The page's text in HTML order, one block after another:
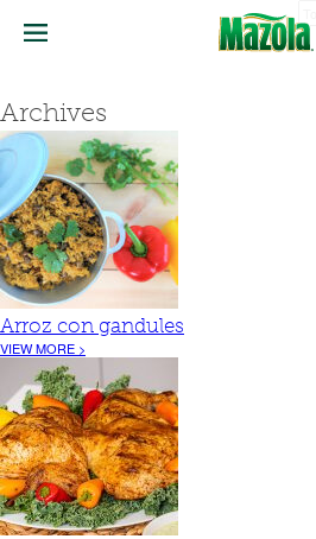
Archives
Arroz con gandules
VIEW MORE >